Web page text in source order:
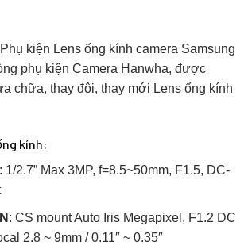
kiện Lens ống kính camera Samsung
phụ kiện Camera Hanwha, được
chữa, thay đội, thay mới Lens ống kính
kính:
: 1/2.7” Max 3MP, f=8.5~50mm, F1.5, DC-
: CS mount Auto Iris Megapixel, F1.2 DC
2.8 ~ 9mm / 0.11″ ~ 0.35″